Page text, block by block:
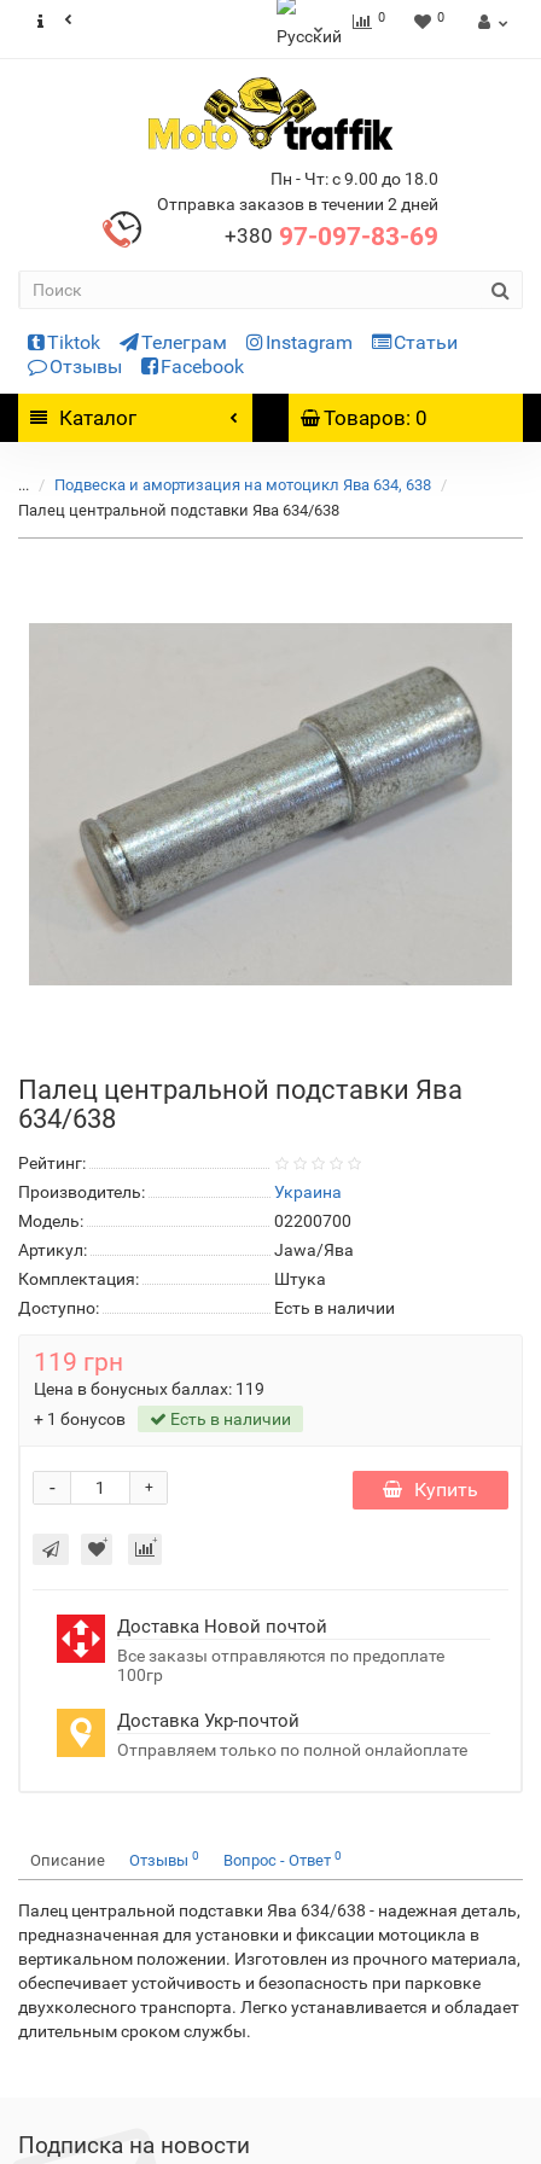
0 0
Пн - Чт: с 9.00 до 18.0
Отправка заказов в течении 2 дней
+380 97-097-83-69
Tiktok Телеграм Instagram
Статьи
Отзывы
Facebook
Каталог Товаров: 0
...
Подвеска и амортизация на мотоцикл Ява 634, 638
Палец центральной подставки Ява 634/638
Палец центральной подставки Ява
634/638
Рейтинг:
Производитель:
Украина
Модель:
02200700
Артикул:
Jawa/Ява
Комплектация:
Штука
Доступно:
Есть в наличии
119 грн
Цена в бонусных баллах: 119
+ 1 бонусов
Есть в наличии
+
- Купить
Доставка Новой почтой
Все заказы отправляются по предоплате
100гр
Доставка Укр-почтой
Отправляем только по полной онлайоплате
Описание Отзывы 0 Вопрос - Ответ 0
Палец центральной подставки Ява 634/638 - надежная деталь,
предназначенная для установки и фиксации мотоцикла в
вертикальном положении. Изготовлен из прочного материала,
обеспечивает устойчивость и безопасность при парковке
двухколесного транспорта. Легко устанавливается и обладает
длительным сроком службы.
Подписка на новости